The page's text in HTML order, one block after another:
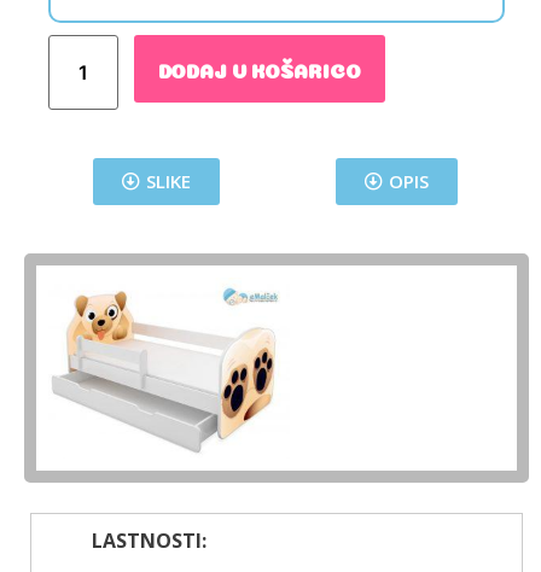
DODAJ V KOŠARICO
SLIKE OPIS
LASTNOSTI: